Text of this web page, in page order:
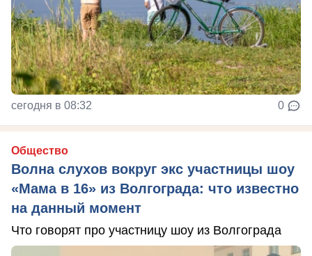
сегодня в 08:32 0
Общество
Волна слухов вокруг экс участницы шоу
«Мама в 16» из Волгограда: что известно
на данный момент
Что говорят про участницу шоу из Волгограда